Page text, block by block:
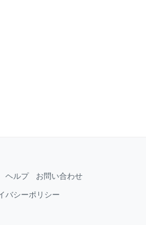
ヘルプ お問い合わせ
バシーポリシー